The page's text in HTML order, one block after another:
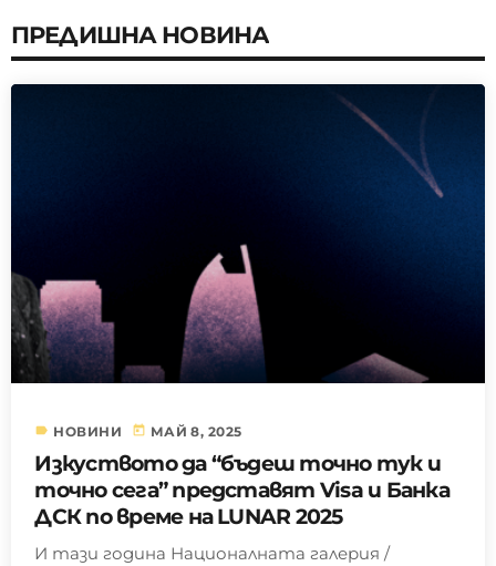
ПРЕДИШНА НОВИНА
label НОВИНИ today МАЙ 8, 2025
Изкуството да “бъдеш точно тук и
точно сега” представят Visa и Банка
ДСК по време на LUNAR 2025
И тази година Националната галерия /